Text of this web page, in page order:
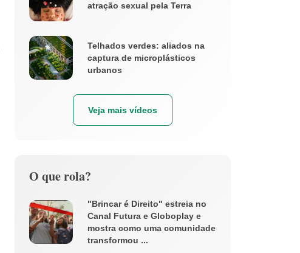
atração sexual pela Terra
Telhados verdes: aliados na
captura de microplásticos
urbanos
Veja mais vídeos
O que rola?
"Brincar é Direito" estreia no
Canal Futura e Globoplay e
mostra como uma comunidade
transformou ...